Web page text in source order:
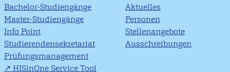
Bachelor-Studiengänge
Master-Studiengänge
Info Point
Studierendensekretariat
Prüfungsmanagement
HISinOne Service Tool
Aktuelles
Personen
Stellenangebote
Ausschreibungen